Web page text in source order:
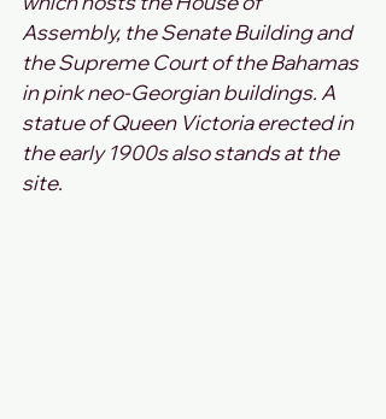
Assembly, the Senate Building and
the Supreme Court of the Bahamas
in pink neo-Georgian buildings. A
statue of Queen Victoria erected in
the early 1900s also stands at the
site.